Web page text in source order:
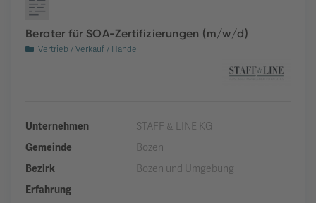
Berater für SOA-Zertifizierungen (m/w/d)
Vertrieb / Verkauf / Handel
Unternehmen
STAFF & LINE KG
Gemeinde
Bozen
Bezirk
Bozen und Umgebung
Erfahrung